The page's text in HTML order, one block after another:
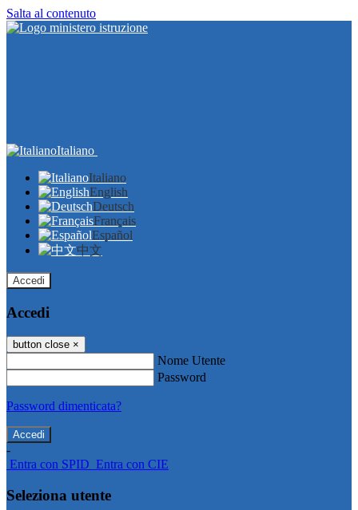
Salta al contenuto
Italiano
Italiano
English
Deutsch
Français
Español
中文
Accedi
Accedi
button close ×
Nome Utente
Password
Password dimenticata?
-
Entra con SPID Entra con CIE
Seleziona utente